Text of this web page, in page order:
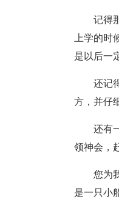
记得
上学的
是以后一
还记
方，并仔
还有
领神会，
您为
是一只小